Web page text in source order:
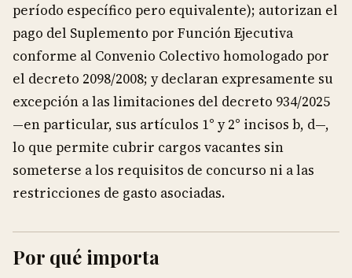
período específico pero equivalente); autorizan el
pago del Suplemento por Función Ejecutiva
conforme al Convenio Colectivo homologado por
el decreto 2098/2008; y declaran expresamente su
excepción a las limitaciones del decreto 934/2025
—en particular, sus artículos 1° y 2° incisos b, d—,
lo que permite cubrir cargos vacantes sin
someterse a los requisitos de concurso ni a las
restricciones de gasto asociadas.
Por qué importa